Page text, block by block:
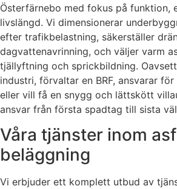
Österfärnebo med fokus på funktion,
livslängd. Vi dimensionerar
efter trafikbelastning, säkerställer
dagvattenavrinning, och väljer varm
tjällyftning och sprickbildning.
industri, förvaltar en BRF, ansvarar
eller vill få en snygg och lättskött
ansvar från första spadtag till sista
Våra tjänster inom
beläggning
Vi erbjuder ett komplett utbud av